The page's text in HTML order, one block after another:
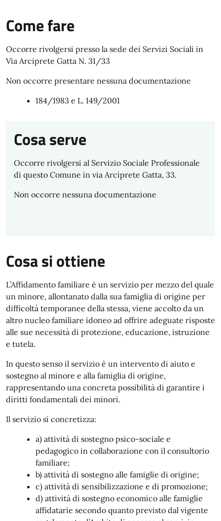
Come fare
Occorre rivolgersi presso la sede dei Servizi Sociali in
Via Arciprete Gatta N. 31/33
Non occorre presentare nessuna documentazione
184/1983 e L. 149/2001
Cosa serve
Occorre rivolgersi al Servizio Sociale Professionale
di questo Comune in via Arciprete Gatta, 33.
Non occorre nessuna documentazione
Cosa si ottiene
L’Affidamento familiare è un servizio per mezzo del quale
un minore, allontanato dalla sua famiglia di origine per
difficoltà temporanee della stessa, viene accolto da un
altro nucleo familiare idoneo ad offrire adeguate risposte
alle sue necessità di protezione, educazione, istruzione
e tutela.
In questo senso il servizio è un intervento di aiuto e
sostegno al minore e alla famiglia di origine,
rappresentando una concreta possibilità di garantire i
diritti fondamentali dei minori.
Il servizio si concretizza:
a) attività di sostegno psico-sociale e
pedagogico in collaborazione con il consultorio
familiare;
b) attività di sostegno alle famiglie di origine;
c) attività di sensibilizzazione e di promozione;
d) attività di sostegno economico alle famiglie
affidatarie secondo quanto previsto dal vigente